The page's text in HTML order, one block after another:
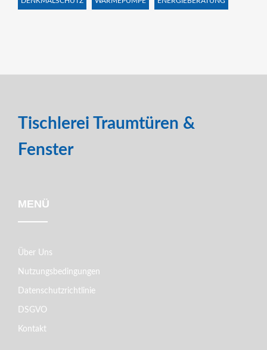
Tischlerei Traumtüren &
Fenster
MENÜ
Über Uns
Nutzungsbedingungen
Datenschutzrichtlinie
DSGVO
Kontakt